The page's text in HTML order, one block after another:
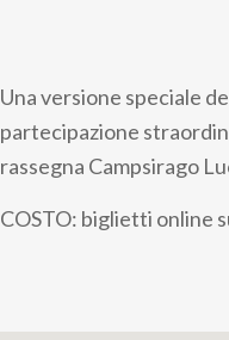
Una versione speciale
partecipazione
rassegna Campsirago
COSTO: biglietti online